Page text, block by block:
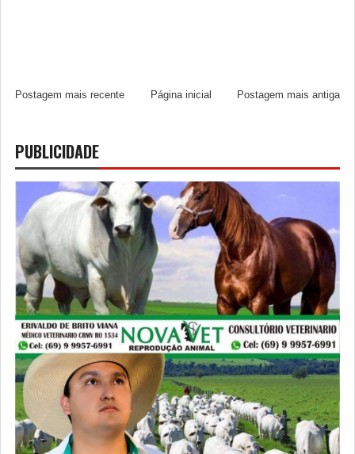
Postagem mais recente Postagem mais antiga
Página inicial
PUBLICIDADE